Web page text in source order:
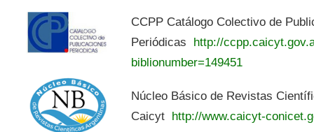
CCPP Catálogo Colectivo de
Periódicas http://
biblionumber=149451
Núcleo Básico de Revistas
Caicyt http://www.caicyt-